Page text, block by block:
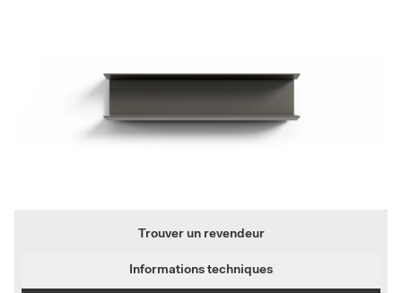
Trouver un revendeur
Informations techniques